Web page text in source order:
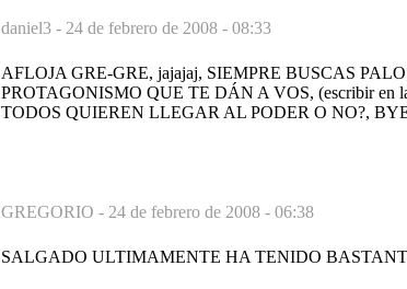
daniel3 - 24 de febrero de 2008 - 08:33
AFLOJA GRE-GRE, jajajaj, SIEMPRE BUSCAS
PROTAGONISMO QUE TE DÁN A VOS, (escribir
TODOS QUIEREN LLEGAR AL PODER O NO?,
GREGORIO - 24 de febrero de 2008 - 06:38
SALGADO ULTIMAMENTE HA TENIDO